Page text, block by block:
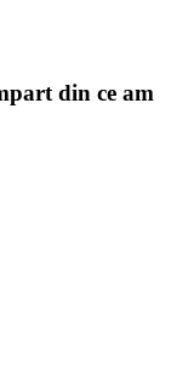
din ce am